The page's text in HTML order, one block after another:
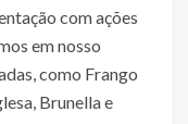
com ações
em nosso
como Frango
Brunella e